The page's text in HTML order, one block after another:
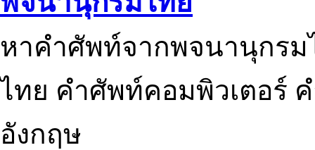
หาคำศัพท์จากพจนานุกรม
ไทย คำศัพท์คอมพิวเตอร์
อังกฤษ